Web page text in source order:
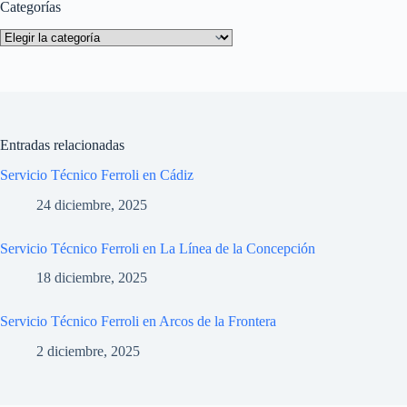
Categorías
Categorías
Entradas relacionadas
Servicio Técnico Ferroli en Cádiz
24 diciembre, 2025
Servicio Técnico Ferroli en La Línea de la Concepción
18 diciembre, 2025
Servicio Técnico Ferroli en Arcos de la Frontera
2 diciembre, 2025